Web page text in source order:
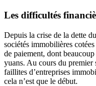
Les difficultés
Depuis la crise de la dette
sociétés immobilières
de paiement, dont
yuans. Au cours du premier
faillites d’entreprises
cela n’est que le début.